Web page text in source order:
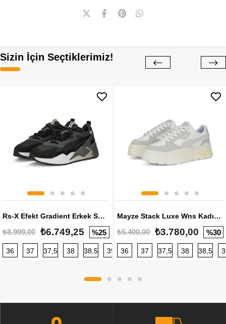
Sizin İçin Seçtiklerimiz!
Rs-X Efekt Gradient Erkek Sneaker
₺8.999,00 ₺6.749,25 %25
36 37 37,5 38 38,5 39 40 40,5 41 42 42,5
Mayze Stack Luxe Wns Kadın Sneaker
₺5.400,00 ₺3.780,00 %30
36 37 37,5 38 38,5